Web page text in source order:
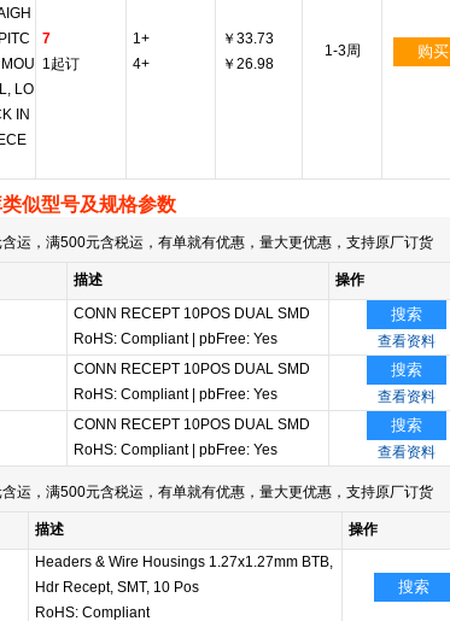
LO
IN
7
1起订
1+
4+
￥33.73
￥26.98
1-3周 购买
似型号及规格参数
运，满500元含税运，有单就有优惠，量大更优惠，支持原厂订货
描述
操作
CONN RECEPT 10POS DUAL SMD
RoHS: Compliant pbFree: Yes
搜索
查看资料
CONN RECEPT 10POS DUAL SMD
RoHS: Compliant pbFree: Yes
搜索
查看资料
CONN RECEPT 10POS DUAL SMD
RoHS: Compliant pbFree: Yes
搜索
查看资料
运，满500元含税运，有单就有优惠，量大更优惠，支持原厂订货
描述 操作
Headers & Wire Housings 1.27x1.27mm BTB,
Hdr Recept, SMT, 10 Pos
RoHS: Compliant
搜索